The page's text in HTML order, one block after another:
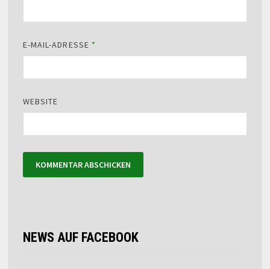
E-MAIL-ADRESSE *
WEBSITE
NEWS AUF FACEBOOK